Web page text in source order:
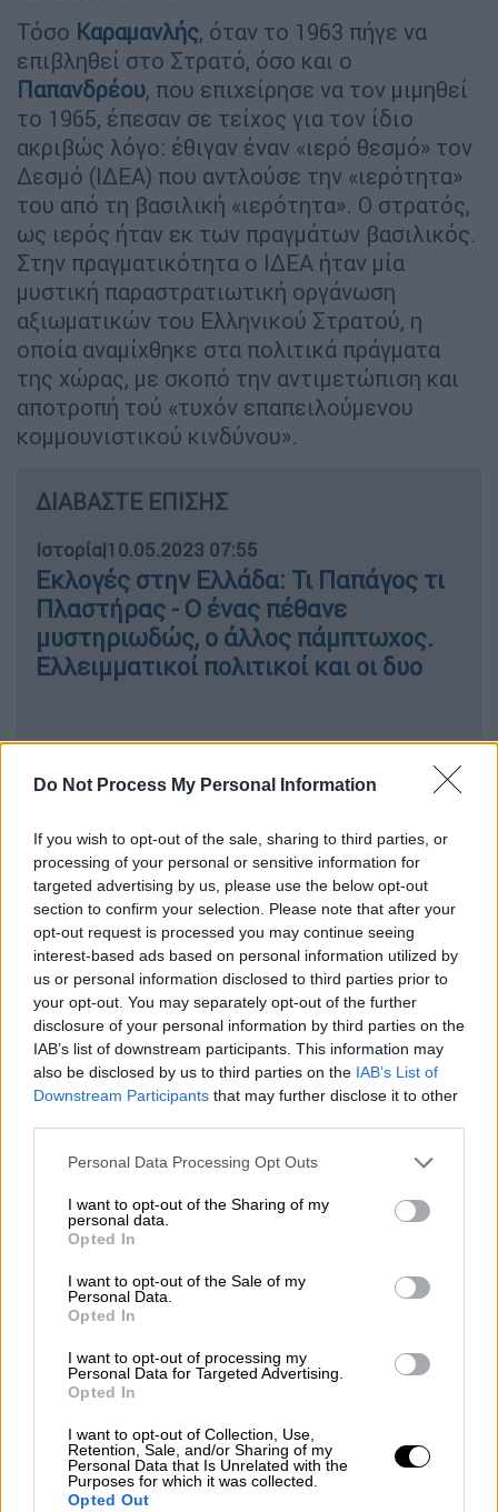
Do Not Process My Personal Information
If you wish to opt-out of the sale, sharing to third parties, or
processing of your personal or sensitive information for
targeted advertising by us, please use the below opt-out
section to confirm your selection. Please note that after your
opt-out request is processed you may continue seeing
interest-based ads based on personal information utilized by
us or personal information disclosed to third parties prior to
your opt-out. You may separately opt-out of the further
disclosure of your personal information by third parties on the
IAB’s list of downstream participants. This information may
also be disclosed by us to third parties on the IAB’s List of
Downstream Participants that may further disclose it to other
Please note that this website/app uses one or more Google
not limited to your visit or usage behaviour. You may click to
grant or deny consent to Google and its third-party tags to
use your data for below specified purposes in below Google
consent section.
Personal Data Processing Opt Outs
I want to opt-out of the Sharing of my
personal data.
Opted In
I want to opt-out of the Sale of my
Personal Data.
Opted In
I want to opt-out of processing my
Personal Data for Targeted Advertising.
Opted In
I want to opt-out of Collection, Use,
Retention, Sale, and/or Sharing of my
Personal Data that Is Unrelated with the
Purposes for which it was collected.
Opted Out
Τόσο Καραμανλής, όταν το 1963 πήγε να
επιβληθεί στο Στρατό, όσο και ο
Παπανδρέου, που επιχείρησε να τον μιμηθεί
το 1965, έπεσαν σε τείχος για τον ίδιο
ακριβώς λόγο: έθιγαν έναν «ιερό θεσμό» τον
Δεσμό (ΙΔΕΑ) που αντλούσε την «ιερότητα»
του από τη βασιλική «ιερότητα». Ο στρατός,
ως ιερός ήταν εκ των πραγμάτων βασιλικός.
Στην πραγματικότητα ο ΙΔΕΑ ήταν μία
μυστική παραστρατιωτική οργάνωση
αξιωματικών του Ελληνικού Στρατού, η
οποία αναμίχθηκε στα πολιτικά πράγματα
της χώρας, με σκοπό την αντιμετώπιση και
αποτροπή τού «τυχόν επαπειλούμενου
κομμουνιστικού κινδύνου».
ΔΙΑΒΑΣΤΕ ΕΠΙΣΗΣ
Ιστορία|10.05.2023 07:55
Εκλογές στην Ελλάδα: Τι Παπάγος τι
Πλαστήρας - Ο ένας πέθανε
μυστηριωδώς, ο άλλος πάμπτωχος.
Ελλειμματικοί πολιτικοί και οι δυο
Στόχος του ΙΔΕΑήταν η διάλυση του
κομμουνιστικού κινήματος και η
εγκαθίδρυση και αναπαραγωγή του
στρατιωτικού μηχανισμού στην οργάνωση
του αστικού μεταπολεμικού κράτους στην
Ελλάδα. Ο ΙΔΕΑ ήταν οργανωμένος κατά τα
φασιστικά πρότυπα και τα όργανά του
ονομάζονταν Δέσμες. Η οργάνωση δεν είχε
αρχηγό και τη διοίκηση ασκούσε μια
επταμελής Δέσμη. Αργότερα όμως η
διοίκηση πέρασε στα χέρια του
αντιστράτηγουΣόλωνα Γκίκα, μετέπειτα
υπουργό των κυβερνήσεων Καραμανλή.
Θεμιστοκλής Σοφούλης
μίλησε με τον ΙΔΕΑ για να επιλέξει ως
αρχιστράτηγο το ’49 τον Παπάγο, ενώ οι
Κανελλόπουλος, Μαρκεζίνης συνομιλούσαν
με επιτροπές του ΙΔΕΑ…
Ο ΙΔΕΑ αποπειράθηκε να καταλάβει την
εξουσία δια των όπλων, αμέσως μετά τη
Αλέξανδρου Παπάγουαπό το στράτευμα.